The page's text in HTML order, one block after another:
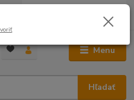
Menu
Hľadať
0,00 €